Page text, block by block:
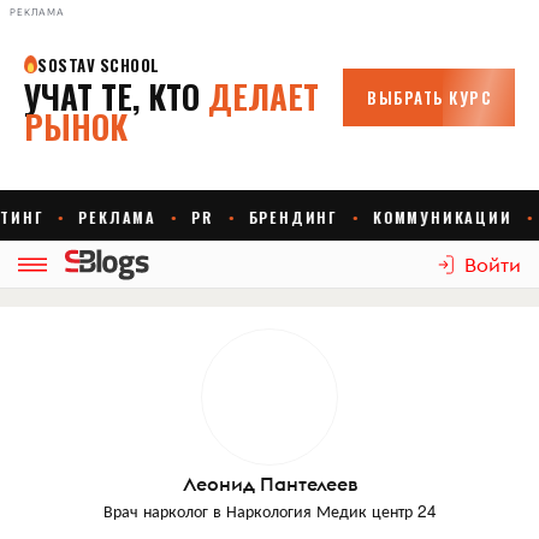
РЕКЛАМА
Войти
Леонид Пантелеев
Врач нарколог в Наркология Медик центр 24